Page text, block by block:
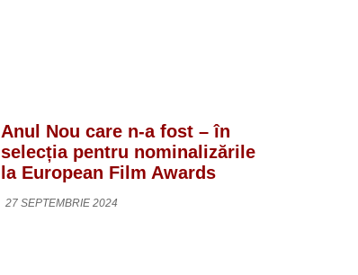
Anul Nou care n-a fost – în
selecția pentru nominalizările
la European Film Awards
27 SEPTEMBRIE 2024